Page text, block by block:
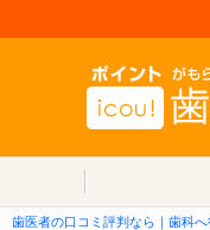
歯医者の口コミ評判なら｜歯科